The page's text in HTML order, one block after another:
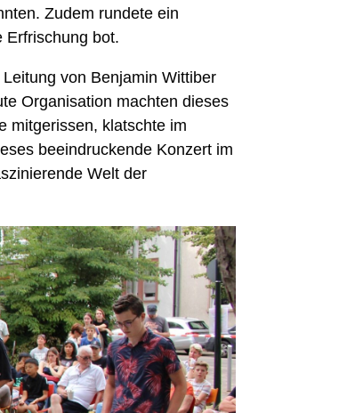
Zudem rundete ein
Erfrischung bot.
von Benjamin Wittiber
Organisation machten dieses
mitgerissen, klatschte im
beeindruckende Konzert im
Welt der